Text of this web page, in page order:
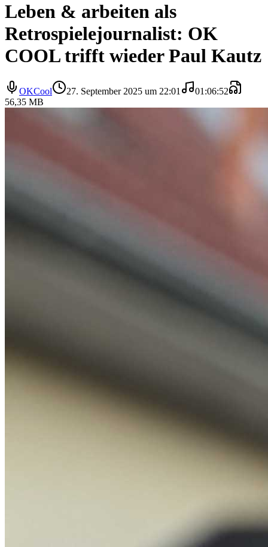
Leben & arbeiten als
Retrospielejournalist: OK
COOL trifft wieder Paul Kautz
OKCool 27. September 2025 um 22:01
01:06:52
56,35 MB